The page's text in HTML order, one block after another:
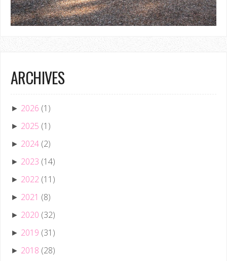
ARCHIVES
► 2026 (1)
► 2025 (1)
► 2024 (2)
► 2023 (14)
► 2022 (11)
► 2021 (8)
► 2020 (32)
► 2019 (31)
► 2018 (28)